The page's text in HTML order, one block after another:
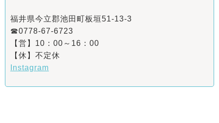
福井県今立郡池田町板垣51-13-3
☎0778-67-6723
【営】10：00～16：00
【休】不定休
Instagram